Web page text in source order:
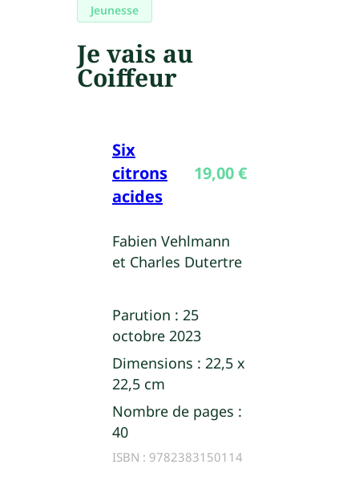
Jeunesse
Je vais au
Coiffeur
Six
citrons
acides
19,00€
Fabien Vehlmann
et Charles Dutertre
Parution : 25
octobre 2023
Dimensions : 22,5 x
22,5 cm
Nombre de pages :
40
ISBN : 9782383150114